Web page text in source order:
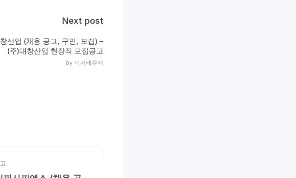
Next post
산업 (채용 공고, 구인, 모집) –
(주)대창산업 현장직 모집공고
by 이지레쥬메